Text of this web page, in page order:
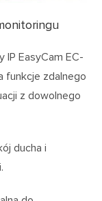
IP EasyCam EC-
funkcje zdalnego
z dowolnego
ducha i